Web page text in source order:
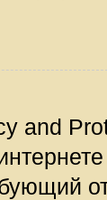
and